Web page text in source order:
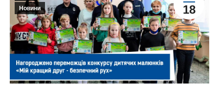
18
Новини